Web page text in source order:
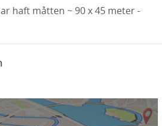
haft måtten ~ 90 x 45 meter -